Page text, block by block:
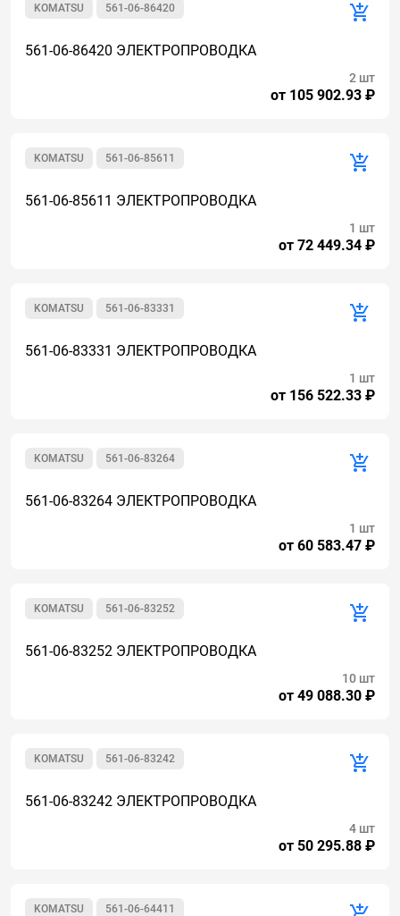
561-06-86420
KOMATSU
561-06-86420 ЭЛЕКТРОПРОВОДКА
от 105 902.93 ₽
2 шт
561-06-85611
KOMATSU
561-06-85611 ЭЛЕКТРОПРОВОДКА
от 72 449.34 ₽
1 шт
561-06-83331
KOMATSU
561-06-83331 ЭЛЕКТРОПРОВОДКА
от 156 522.33 ₽
1 шт
561-06-83264
KOMATSU
561-06-83264 ЭЛЕКТРОПРОВОДКА
от 60 583.47 ₽
1 шт
561-06-83252
KOMATSU
561-06-83252 ЭЛЕКТРОПРОВОДКА
от 49 088.30 ₽
10 шт
561-06-83242
KOMATSU
561-06-83242 ЭЛЕКТРОПРОВОДКА
от 50 295.88 ₽
4 шт
561-06-64411
KOMATSU